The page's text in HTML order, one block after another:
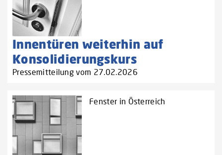
Innentüren weiterhin auf
Konsolidierungskurs
Pressemitteilung vom 27.02.2026
Fenster in Österreich